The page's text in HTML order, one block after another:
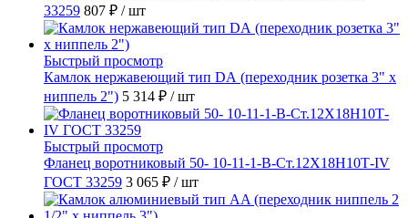
33259 807 ₽ / шт
Быстрый просмотр
Камлок нержавеющий тип DА (переходник розетка 3" х
ниппель 2") 5 314 ₽ / шт
Быстрый просмотр
Фланец воротниковый 50- 10-11-1-B-Ст.12Х18Н10Т-IV
ГОСТ 33259 3 065 ₽ / шт